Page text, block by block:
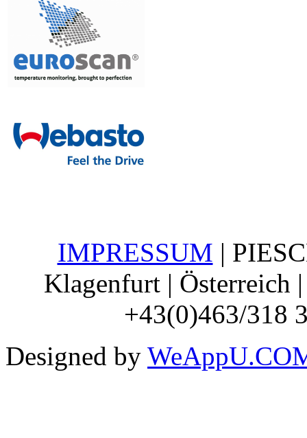
IMPRESSUM |
Klagenfurt | Österreich
+43(0)463/318
Designed by